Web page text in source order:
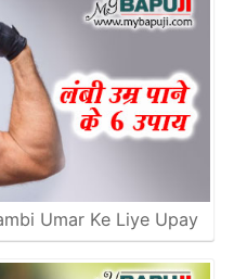
Umar Ke Liye Upay